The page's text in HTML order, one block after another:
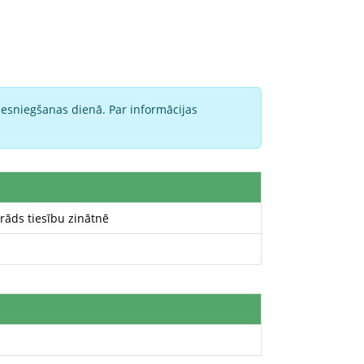
dienā. Par informācijas
tiesību zinātnē